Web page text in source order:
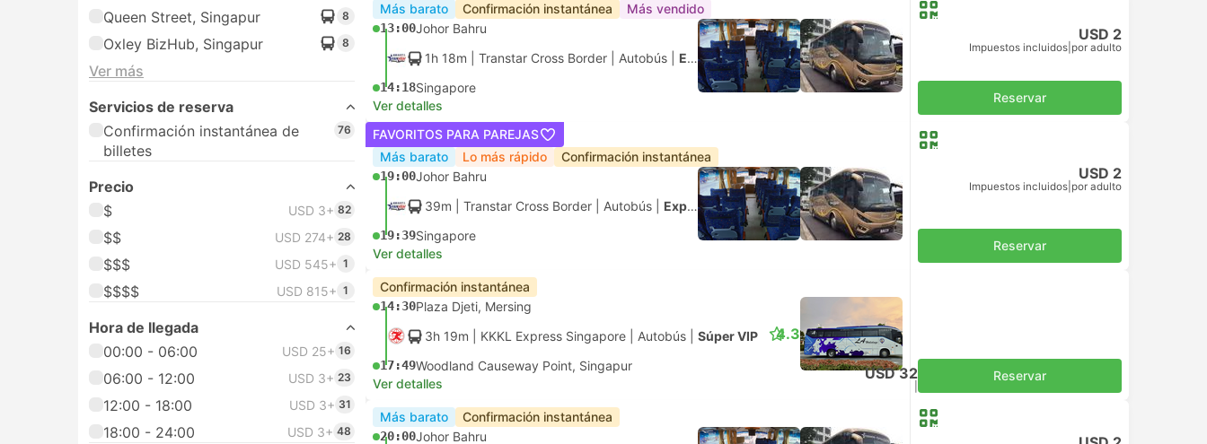
Queen Street, Singapur 8
Oxley BizHub, Singapur 8
Ver más
Servicios de reserva
Confirmación instantánea de
billetes
76
Precio
$
USD 3+ 82
$$ USD 274+ 28
$$$ USD 545+ 1
$$$$ USD 815+ 1
Hora de llegada
00:00 - 06:00
USD 25+ 16
06:00 - 12:00 USD 3+ 23
12:00 - 18:00 USD 3+ 31
18:00 - 24:00 USD 3+ 48
Más barato Confirmación instantánea Más vendido
13:00Johor Bahru
1h 18m | Transtar Cross Border Autobús Express
14:18Singapore
Ver detalles
USD 2
Impuestos incluidos por adulto
Reservar
FAVORITOS PARA PAREJAS
Más barato
Lo más rápido Confirmación instantánea
19:00Johor Bahru
39m | Transtar Cross Border Autobús Express
19:39Singapore
Ver detalles
USD 2
Impuestos incluidos por adulto
Reservar
Confirmación instantánea
14:30Plaza Djeti, Mersing
3h 19m | KKKL Express Singapore Autobús Súper VIP
17:49Woodland Causeway Point, Singapur
4.3
Ver detalles
USD 32 Reservar
Más barato Confirmación instantánea
20:00Johor Bahru